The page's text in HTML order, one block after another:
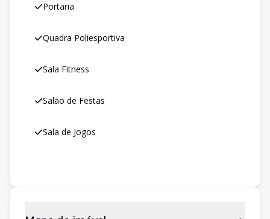
Portaria
Quadra Poliesportiva
Sala Fitness
Salão de Festas
Sala de Jogos